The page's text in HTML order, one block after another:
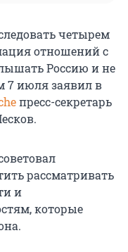
четырем
отношений с
Россию и не
7 июля заявил в
пресс-секретарь
рассматривать
и
которые